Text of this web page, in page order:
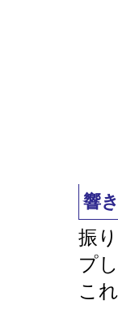
響
振
プ
こ